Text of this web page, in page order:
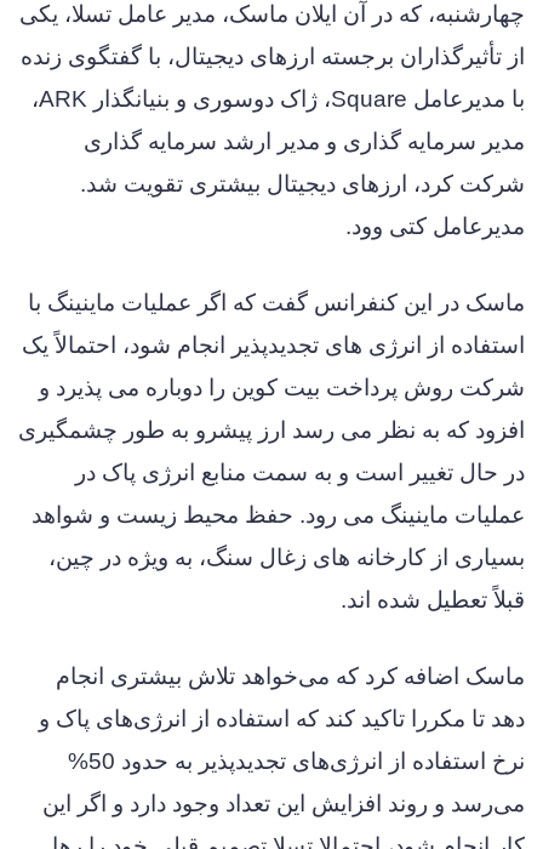
چهارشنبه، که در آن ایلان ماسک، مدیر عامل تسلا، یکی
از تأثیرگذاران برجسته ارزهای دیجیتال، با گفتگوی زنده
با مدیرعامل Square، ژاک دوسوری و بنیانگذار ARK،
مدیر سرمایه گذاری و مدیر ارشد سرمایه گذاری
شرکت کرد، ارزهای دیجیتال بیشتری تقویت شد.
مدیرعامل کتی وود.
ماسک در این کنفرانس گفت که اگر عملیات ماینینگ با
استفاده از انرژی های تجدیدپذیر انجام شود، احتمالاً یک
شرکت روش پرداخت بیت کوین را دوباره می پذیرد و
افزود که به نظر می رسد ارز پیشرو به طور چشمگیری
در حال تغییر است و به سمت منابع انرژی پاک در
عملیات ماینینگ می رود. حفظ محیط زیست و شواهد
بسیاری از کارخانه های زغال سنگ، به ویژه در چین،
قبلاً تعطیل شده اند.
ماسک اضافه کرد که می‌خواهد تلاش بیشتری انجام
دهد تا مکررا تاکید کند که استفاده از انرژی‌های پاک و
نرخ استفاده از انرژی‌های تجدیدپذیر به حدود 50%
می‌رسد و روند افزایش این تعداد وجود دارد و اگر این